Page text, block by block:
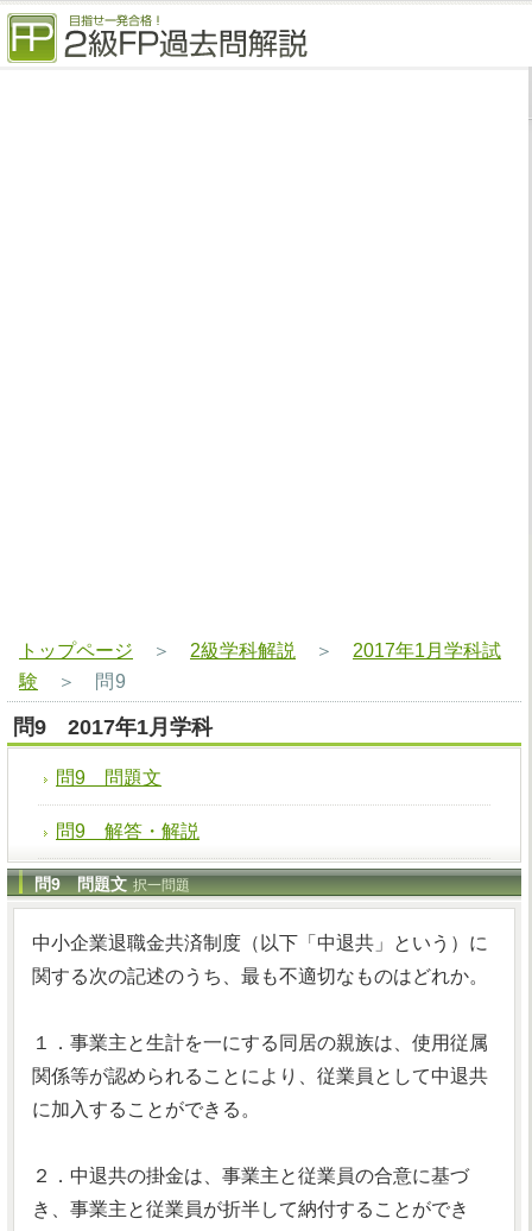
トップページ ＞ 2級学科解説 ＞ 2017年1月学科試
験 ＞ 問9
問9 2017年1月学科
問9 問題文
問9 解答・解説
問9 問題文 択一問題
中小企業退職金共済制度（以下「中退共」という）に
関する次の記述のうち、最も不適切なものはどれか。
１．事業主と生計を一にする同居の親族は、使用従属
関係等が認められることにより、従業員として中退共
に加入することができる。
２．中退共の掛金は、事業主と従業員の合意に基づ
き、事業主と従業員が折半して納付することができ